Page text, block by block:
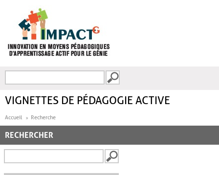
FORMULAIRE DE
VIGNETTES DE PÉDAGOGIE ACTIVE
Accueil Recherche
RECHERCHER